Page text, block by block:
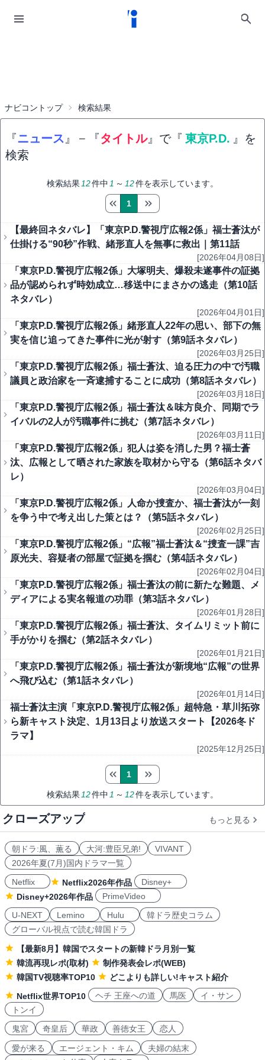
ナビコントップ 検索結果
『ニュース 』 − 『タイトル』で『 東京P.D. 』を
検索
検索結果 12件中 1 ～ 12件を表示しています。
1
【最終回ネタバレ】「東京P.D.警視庁広報2係」福士蒼汰が
仕掛ける“90秒”作戦、緒形直人を無事に救出｜第11話
[2026年04月08日]
「東京P.D.警視庁広報2係」大塚明夫、爆殺未遂事件の証拠
品が認められず時効成立…移送中にまさかの逃走（第10話
ネタバレ）
[2026年04月01日]
「東京P.D.警視庁広報2係」緒形直人22年の思い、部下の無
実を信じ追ってきた事件に光が射す（第9話ネタバレ）
[2026年03月25日]
「東京P.D.警視庁広報2係」福士蒼汰、迫る圧力の中で汚職
議員と政治家を一斉逮捕することに成功（第8話ネタバレ）
[2026年03月18日]
「東京P.D.警視庁広報2係」福士蒼汰＆味方良介、同期でラ
イバルの2人が汚職事件に挑む（第7話ネタバレ）
[2026年03月11日]
「東京P.D.警視庁広報2係」犯人は姿を消した男？福士蒼
汰、広報として晒された家族を取材から守る（第6話ネタバ
レ）
[2026年03月04日]
「東京P.D.警視庁広報2係」人命か捜査か、福士蒼汰が一刻
を争う中で考え出した策とは？（第5話ネタバレ）
[2026年02月25日]
「東京P.D.警視庁広報2係」“広報”福士蒼汰＆“捜査一課”吉
原光夫、容疑者の部屋で証拠を掴む（第4話ネタバレ）
[2026年02月04日]
「東京P.D.警視庁広報2係」福士蒼汰の前に新たな難題、メ
ディアによる実名報道の功罪（第3話ネタバレ）
[2026年01月28日]
「東京P.D.警視庁広報2係」福士蒼汰、タイムリミット前に
手がかりを掴む（第2話ネタバレ）
[2026年01月21日]
「東京P.D.警視庁広報2係」福士蒼汰が新境地“広報”の世界
へ飛び込む（第1話ネタバレ）
[2026年01月14日]
福士蒼汰主演「東京P.D.警視庁広報2係」超特急・草川拓弥
ら新キャスト決定、1月13日より放送スタート【2026冬ド
ラマ】
[2025年12月25日]
検索結果 12件中 1 ～ 12件を表示しています。
1
クローズアップ もっと見る
朝ドラ:風、薫る 大河:豊臣兄弟!
VIVANT
2026年夏(7月)国内ドラマ一覧
Netflix
Netflix2026年作品
Disney+
Disney+2026年作品
PrimeVideo
U-NEXT
Lemino Hulu
韓ドラ歴史コラム
グローバル視点で読む韓国ドラ
【最新8月】韓国でスタートの新韓ドラ月別一覧
韓流再現レポ(取材)
制作発表会レポ(WEB)
韓国TV視聴率TOP10
どこよりも詳しい!キャスト紹介
Netflix世界TOP10
ヘチ 王座への道 馬医
イ・サン
トンイ
鬼宮
奇皇后 華政 善徳女王 恋人
愛が来る エージェント・キム
夫婦の結末